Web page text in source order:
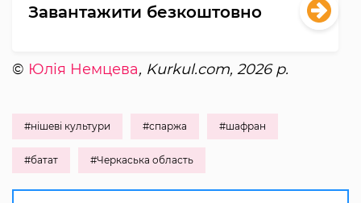
Завантажити безкоштовно
© Юлія Немцева, Kurkul.com, 2026 р.
#нішеві культури #спаржа #шафран
#батат #Черкаська область